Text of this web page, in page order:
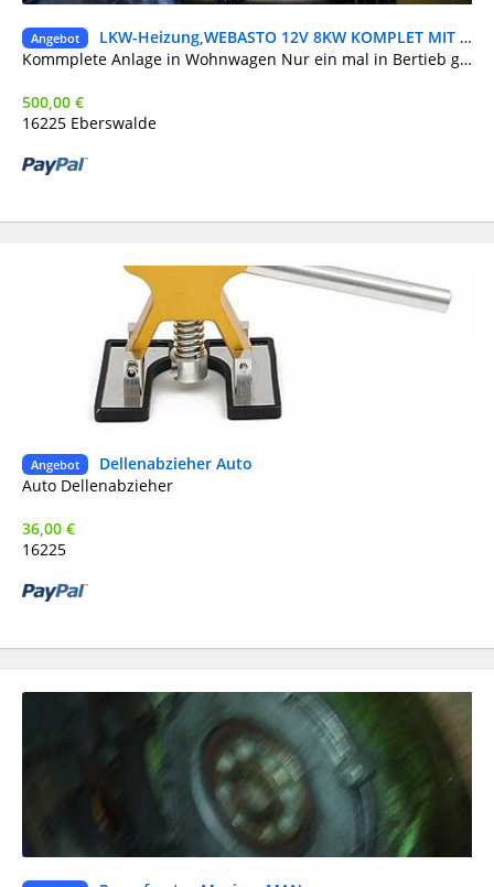
Angebot
LKW-Heizung,WEBASTO 12V 8KW KOMPLET MIT ÖL-TANK,HKORPER,KABELBAUM
Kommplete Anlage in Wohnwagen Nur ein mal in Bertieb gewesen probe gelaufen ung 2 stunden.Heiz ÖL ,Diesel Gerne unterstuzung bei Instalazion. Versand möglich.
500,00 €
16225 Eberswalde
Angebot
Dellenabzieher Auto
Auto Dellenabzieher
36,00 €
16225